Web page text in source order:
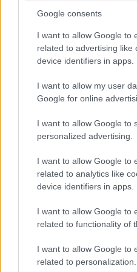
Google consents
I want to allow Google to
related to advertising like
device identifiers in apps.
I want to allow my user
Google for online
I want to allow Google to
personalized advertising.
I want to allow Google to
related to analytics like
device identifiers in apps.
I want to allow Google to
related to functionality of
I want to allow Google to
related to personalization.
épületirányítási
széndioxid kibocsátású
hűtési rendszerek.
Az IBM a Corvin
vadonatúj magyarországi
be is költözött a vállalat.